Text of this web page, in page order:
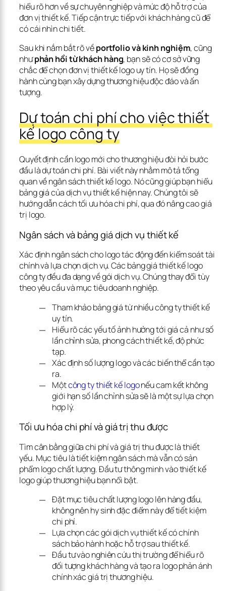
hiểu rõ hơn về sự chuyên nghiệp và mức độ hỗ trợ của
đơn vị thiết kế. Tiếp cận trực tiếp với khách hàng cũ để
có cái nhìn chi tiết.
Sau khi nắm bắt rõ về portfolio và kinh nghiệm, cũng
như phản hồi từ khách hàng, bạn sẽ có cơ sở vững
chắc để chọn đơn vị thiết kế logo uy tín. Họ sẽ đồng
hành cùng bạn xây dựng thương hiệu độc đáo và ấn
tượng.
Dự toán chi phí cho việc thiết
kế logo công ty
Quyết định cần logo mới cho thương hiệu đòi hỏi bước
đầu là dự toán chi phí. Bài viết này nhằm mô tả tổng
quan về ngân sách thiết kế logo. Nó cũng giúp bạn hiểu
bảng giá của dịch vụ thiết kế hiện nay. Chúng tôi sẽ
hướng dẫn cách tối ưu hóa chi phí, qua đó nâng cao giá
trị logo.
Ngân sách và bảng giá dịch vụ thiết kế
Xác định ngân sách cho logo tác động đến kiểm soát tài
chính và lựa chọn dịch vụ. Các bảng giá thiết kế logo
công ty đều đa dạng về gói dịch vụ. Chúng thay đổi tùy
theo yêu cầu và mục tiêu doanh nghiệp.
Tham khảo bảng giá từ nhiều công ty thiết kế
uy tín.
Hiểu rõ các yếu tố ảnh hưởng tới giá cả như số
lần chỉnh sửa, phong cách thiết kế, độ phức
tạp.
Xác định số lượng logo và các biến thể cần tạo
ra.
Mộtcông ty thiết kế logonếu cam kết không
giới hạn số lần chỉnh sửa sẽ là một sự lựa chọn
hợp lý.
Tối ưu hóa chi phí và giá trị thu được
Tìm cân bằng giữa chi phí và giá trị thu được là thiết
yếu. Mục tiêu là tiết kiệm ngân sách mà vẫn có sản
phẩm logo chất lượng. Đầu tư thông minh vào thiết kế
logo giúp thương hiệu bạn nổi bật.
Đặt mục tiêu chất lượng logo lên hàng đầu,
không nên hy sinh đặc điểm này để tiết kiệm
chi phí.
Lựa chọn các gói dịch vụ thiết kế có chính
sách bảo hành hoặc hỗ trợ sau thiết kế.
Đầu tư vào nghiên cứu thị trường để hiểu rõ
đối tượng khách hàng và tạo ra logo phản ánh
chính xác giá trị thương hiệu.